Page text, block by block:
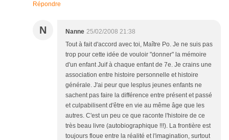
Répondre
N Nanne 25/02/2008 21:38
Tout à fait d'accord avec toi, Maître Po. Je ne suis pas
trop pour cette idée de vouloir "donner" la mémoire
d'un enfant Juif à chaque enfant de 7e. Je crains une
association entre histoire personnelle et histoire
générale. J'ai peur que lesplus jeunes enfants ne
sachent pas faire la différence entre présent et passé
et culpabilisent d'être en vie au même âge que les
autres. C'est un peu ce que raconte l'histoire de ce
très beau livre (autobiographique !!!). La frontière est
toujours floue entre la réalité et l'imagination, surtout